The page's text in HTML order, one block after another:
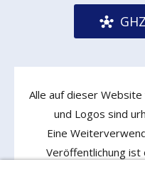
Alle auf dieser
und Logos sind
Eine
Veröffentlichung ist